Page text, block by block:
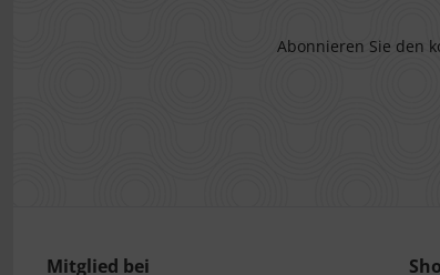
Abonnieren Sie den
Mitglied bei